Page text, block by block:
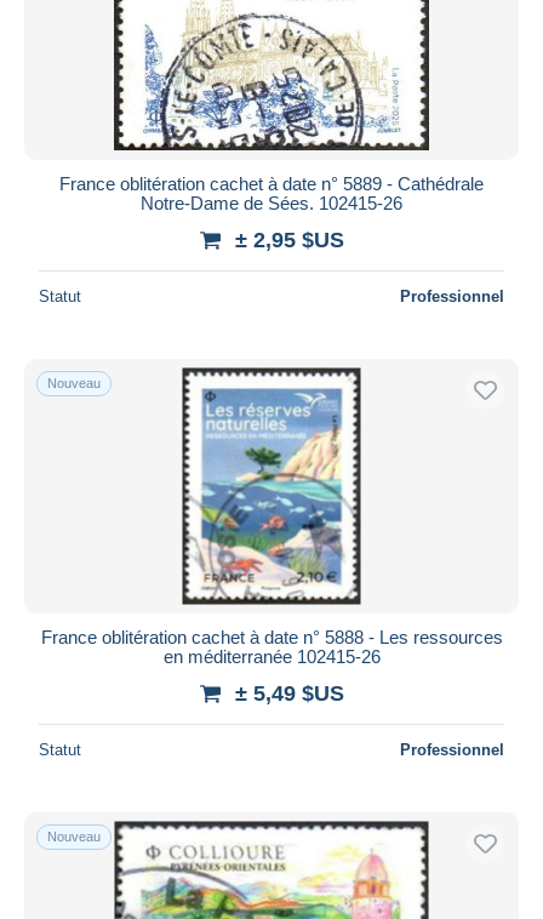
France oblitération cachet à date n° 5889 - Cathédrale
Notre-Dame de Sées. 102415-26
± 2,95 $US
Statut Professionnel
Nouveau
France oblitération cachet à date n° 5888 - Les ressources
en méditerranée 102415-26
± 5,49 $US
Statut Professionnel
Nouveau